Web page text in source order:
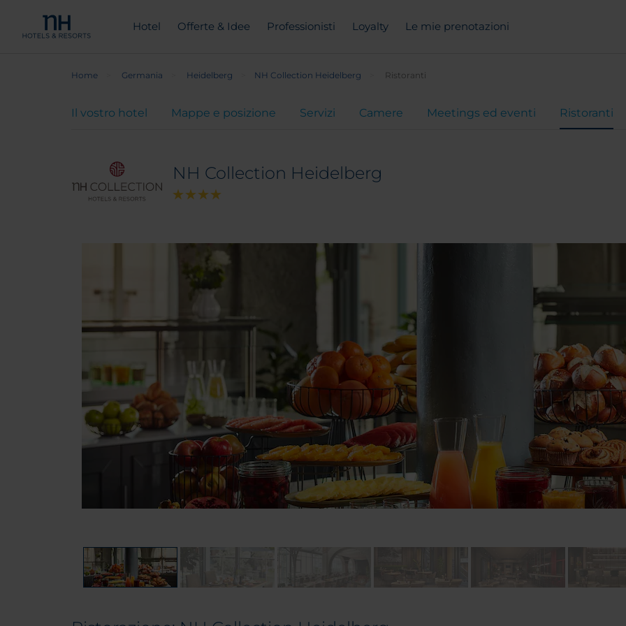
Hotel Offerte & Idee Professionisti Loyalty Le mie prenotazioni
Home Germania Heidelberg NH Collection Heidelberg Ristoranti
Il vostro hotel Mappe e posizione Servizi Camere Meetings ed eventi Ristoranti
NH Collection Heidelberg